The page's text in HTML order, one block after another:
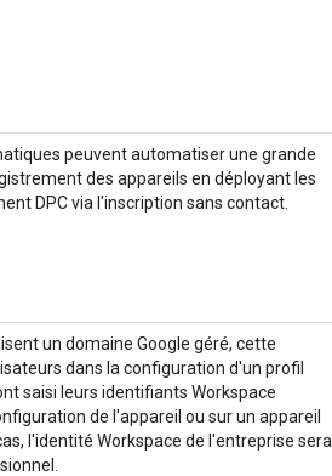
peuvent automatiser une grande
des appareils en déployant les
DPC via l'inscription sans contact.
un domaine Google géré, cette
dans la configuration d'un profil
saisi leurs identifiants Workspace
de l'appareil ou sur un appareil
l'identité Workspace de l'entreprise sera